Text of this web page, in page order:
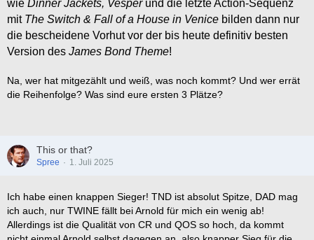
wie Dinner Jackets, Vesperund die letzte Action-Sequenz
mit The Switch & Fall of a House in Venice bilden dann nur
die bescheidene Vorhut vor der bis heute definitiv besten
Version des James Bond Theme!
Na, wer hat mitgezählt und weiß, was noch kommt? Und wer errät
die Reihenfolge? Was sind eure ersten 3 Plätze?
This or that?
Spree 1. Juli 2025
Ich habe einen knappen Sieger! TND ist absolut Spitze, DAD mag
ich auch, nur TWINE fällt bei Arnold für mich ein wenig ab!
Allerdings ist die Qualität von CR und QOS so hoch, da kommt